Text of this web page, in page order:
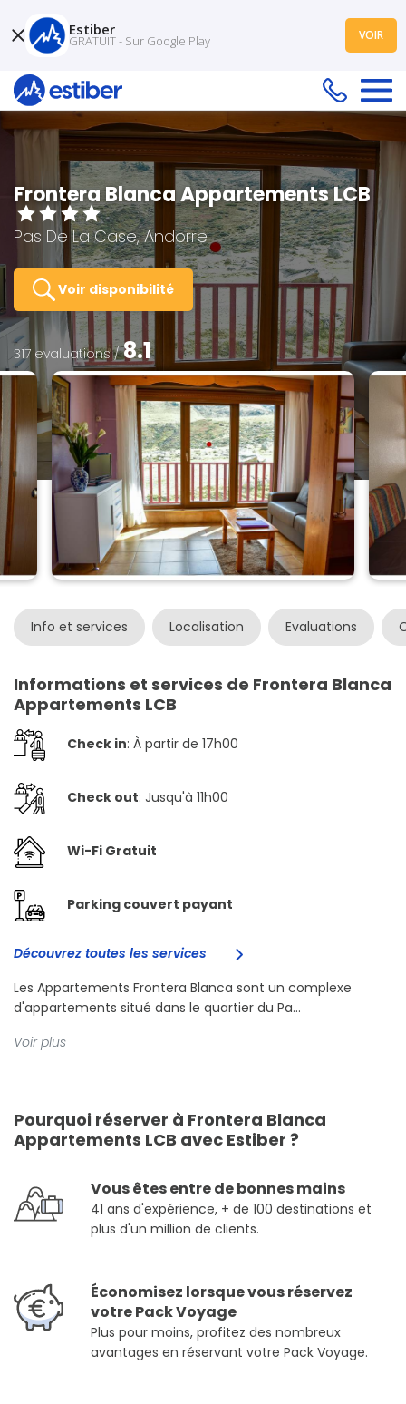
Frontera Blanca Appartements LCB
Pas De La Case, Andorre
Voir disponibilité
317 evaluations /8.1
Info et services Localisation Evaluations
Informations et services de Frontera Blanca
Appartements LCB
Check in: À partir de 17h00
Check out: Jusqu'à 11h00
Wi-Fi Gratuit
Parking couvert payant
Découvrez toutes les services
Les Appartements Frontera Blanca sont un complexe
d'appartements situé dans le quartier du Pa...
Voir plus
Pourquoi réserver à Frontera Blanca
Appartements LCB avec Estiber ?
Vous êtes entre de bonnes mains
41 ans d'expérience, + de 100 destinations et
plus d'un million de clients.
Économisez lorsque vous réservez
votre Pack Voyage
Plus pour moins, profitez des nombreux
avantages en réservant votre Pack Voyage.
Estiber
GRATUIT - Sur Google Play VOIR